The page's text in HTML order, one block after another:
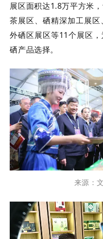
展区面积达1.8万平方米
茶展区、硒精深加工展
外硒区展区等11个展区
硒产品选择。
来源：